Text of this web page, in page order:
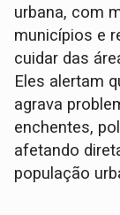
urbana, com
municípios e
cuidar das
Eles alertam
agrava
enchentes,
afetando
população